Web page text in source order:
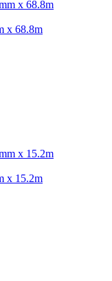
x 68.8m
x 15.2m